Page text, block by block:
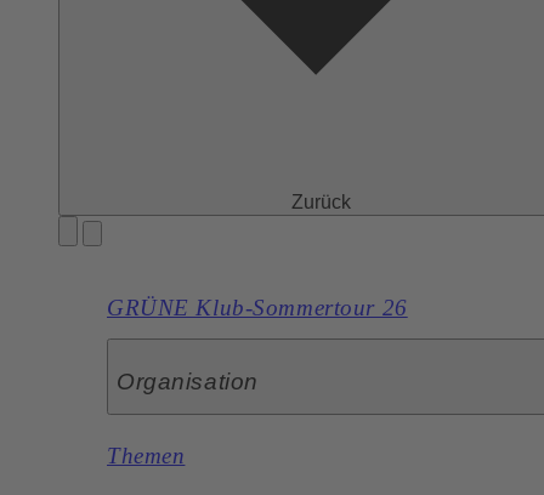
Zurück
GRÜNE Klub-Sommertour 26
Organisation
Themen